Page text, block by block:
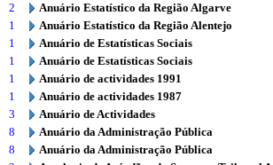
2
Anuário Estatístico da Região Algarve
1
Anuário Estatístico da Região Alentejo
1
Anuário de Estatísticas Sociais
1
Anuário de Estatísticas Sociais
1
Anuário de actividades 1991
1
Anuário de actividades 1987
3
Anuário de Actividades
8
Anuário da Administração Pública
8
Anuário da Administração Pública